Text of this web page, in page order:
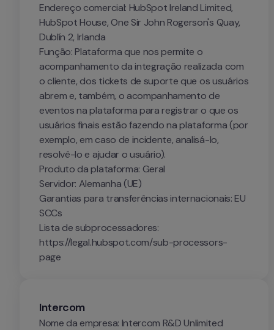
Endereço comercial: HubSpot Ireland Limited,
HubSpot House, One Sir John Rogerson's Quay,
Dublín 2, Irlanda
Função: Plataforma que nos permite o
acompanhamento da integração realizada com
o cliente, dos tickets de suporte que os usuários
abrem e, também, o acompanhamento de
eventos na plataforma para registrar o que os
usuários finais estão fazendo na plataforma (por
exemplo, em caso de incidente, analisá-lo,
resolvê-lo e ajudar o usuário).
Produto da plataforma: Geral
Servidor: Alemanha (UE)
Garantias para transferências internacionais: EU
SCCs
Lista de subprocessadores:
https://legal.hubspot.com/sub-processors-
page
Intercom
Nome da empresa: Intercom R&D Unlimited